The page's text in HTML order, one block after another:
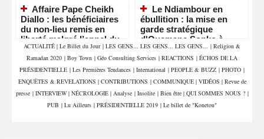
Affaire Pape Cheikh
Diallo : les bénéficiaires
du non-lieu remis en
liberté malgré l’appel du
parquet
Le Ndiambour en
ébullition : la mise en
garde stratégique
d'Ousmane Sonko à
Louga
ACTUALITÉ | Le Billet du Jour | LES GENS... LES GENS... LES GENS... | Religion &
Ramadan 2020 | Boy Town | Géo Consulting Services | REACTIONS | ÉCHOS DE LA
PRÉSIDENTIELLE | Les Premières Tendances | International | PEOPLE & BUZZ | PHOTO |
ENQUÊTES & REVELATIONS | CONTRIBUTIONS | COMMUNIQUE | VIDÉOS | Revue de
presse | INTERVIEW | NÉCROLOGIE | Analyse | Insolite | Bien être | QUI SOMMES NOUS ? |
PUB | Lu Ailleurs | PRÉSIDENTIELLE 2019 | Le billet de "Konetou"